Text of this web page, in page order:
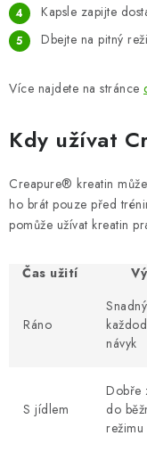
Kapsle zapijte
Dbejte na pitný
Více najdete na stránce
Kdy užívat
Creapure® kreatin
ho brát pouze před
pomůže užívat kreatin
Čas užití
Ráno
Snadný
návyk
S jídlem
Dobře
do
režimu